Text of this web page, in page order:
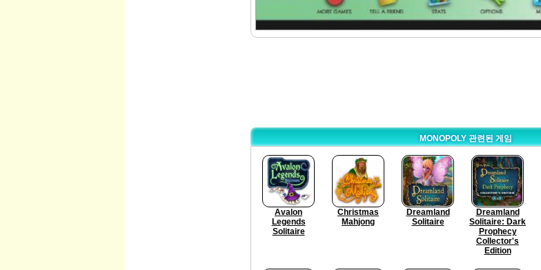
MONOPOLY 관련된 게임
Avalon
Legends
Solitaire
Christmas
Mahjong
Dreamland
Solitaire
Dreamland
Solitaire: Dark
Prophecy
Collector's
Edition